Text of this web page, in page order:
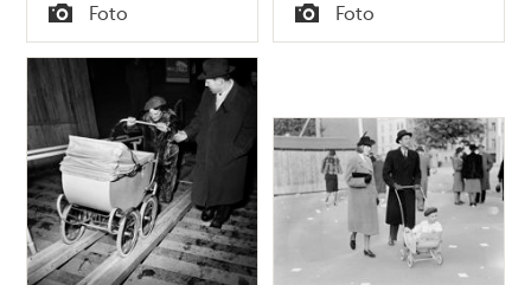
Tid
Typ
Foto Tid
Typ
Foto